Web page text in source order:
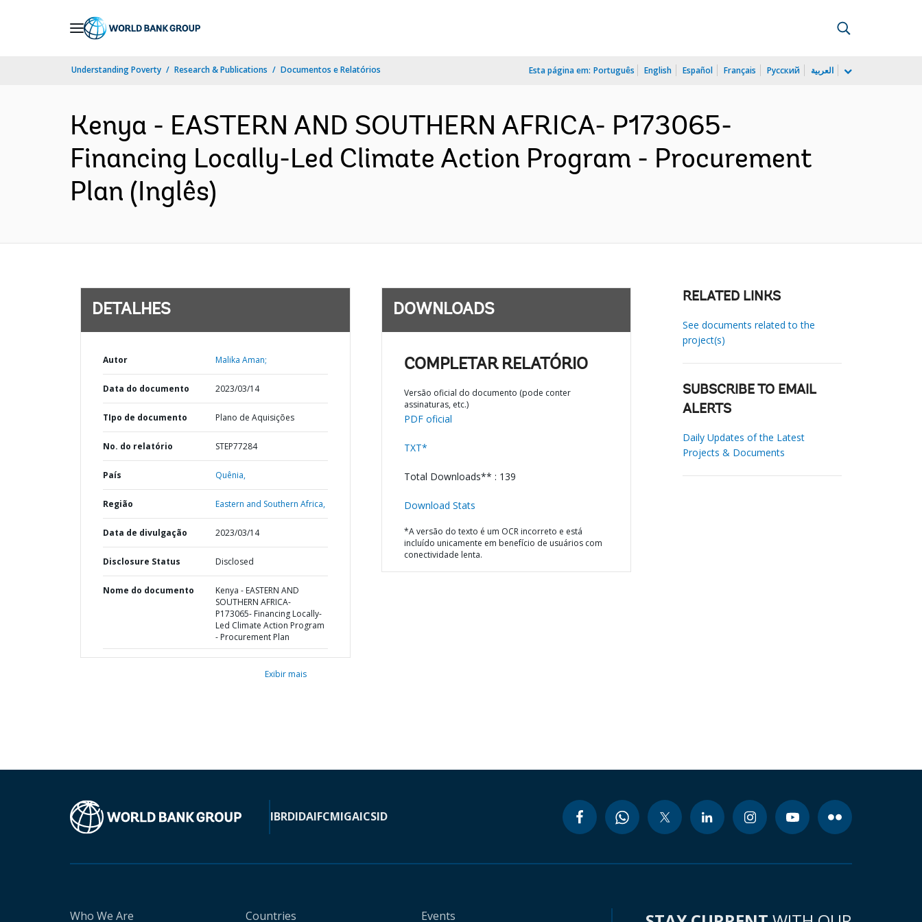
Understanding Poverty Research & Publications Documentos e Relatórios Esta página em: Português English Español Français Русский العربية
Kenya - EASTERN AND SOUTHERN AFRICA- P173065-
Financing Locally-Led Climate Action Program - Procurement
Plan (Inglês)
DETALHES
Autor Malika Aman;
Data do documento 2023/03/14
TIpo de documento Plano de Aquisições
No. do relatório STEP77284
País Quênia,
Região Eastern and Southern Africa,
Data de divulgação 2023/03/14
Disclosure Status Disclosed
Nome do documento
Kenya - EASTERN AND
SOUTHERN AFRICA-
P173065- Financing Locally-
Led Climate Action Program
- Procurement Plan
Exibir mais
DOWNLOADS
COMPLETAR RELATÓRIO
Versão oficial do documento (pode conter
assinaturas, etc.)
PDF oficial
TXT*
Total Downloads** : 139
Download Stats
*A versão do texto é um OCR incorreto e está
incluído unicamente em benefício de usuários com
conectividade lenta.
RELATED LINKS
See documents related to the
project(s)
SUBSCRIBE TO EMAIL
ALERTS
Daily Updates of the Latest
Projects & Documents
IBRDIDAIFCMIGAICSID
Who We Are Countries Events